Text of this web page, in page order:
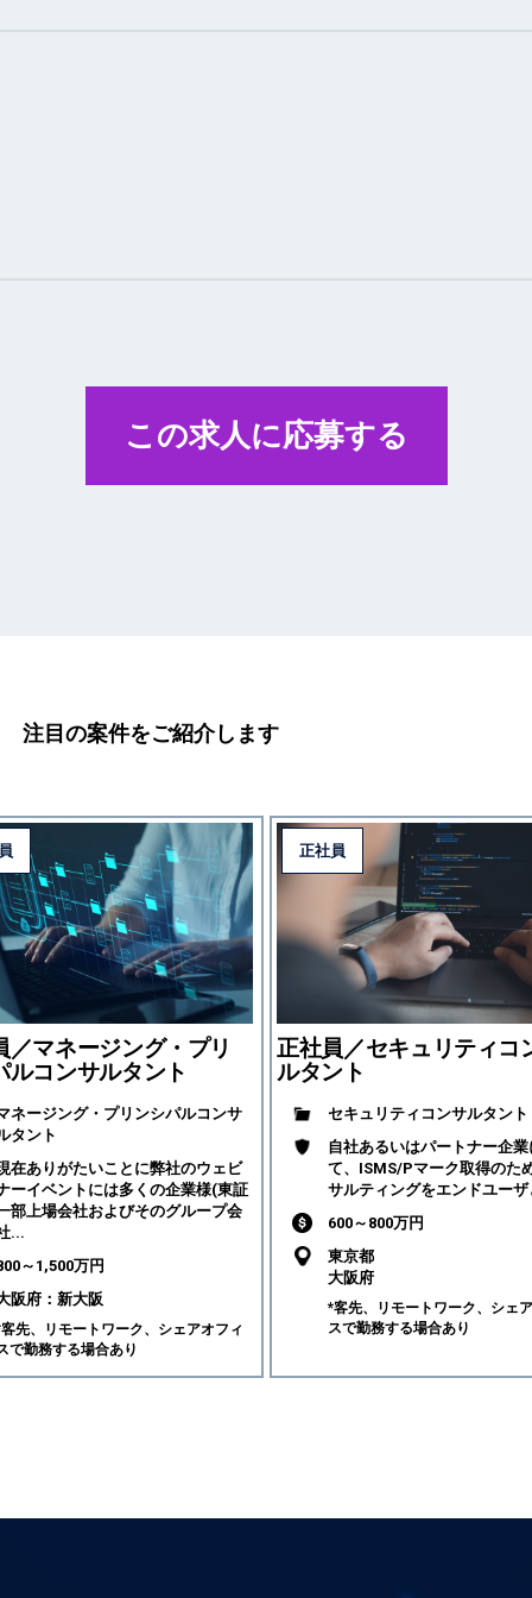
この求人に応募する
注目の案件をご紹介します
／マネージング・プリ
ルコンサルタント
ネージング・プリンシパルコンサ
タント
在ありがたいことに弊社のウェビ
ーイベントには多くの企業様(東証
部上場会社およびそのグループ会
...
～1,500万円
阪府：新大阪
先、リモートワーク、シェアオフィ
で勤務する場合あり
正社員／セキュリティコ
ルタント
正社員
セキュリティコンサルタント
自社あるいはパートナー企
て、ISMS/Pマーク取得のた
サルティングをエンドユー
600～800万円
東京都
大阪府
*客先、リモートワーク、シェ
スで勤務する場合あり